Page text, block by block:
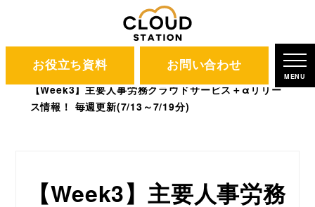
お役立ち資料 お問い合わせ
MENU
CLOUD STATION
ブログ
【Week3】主要人事労務クラウドサービス＋αリリー
ス情報！ 毎週更新(7/13～7/19分)
【Week3】主要人事労務